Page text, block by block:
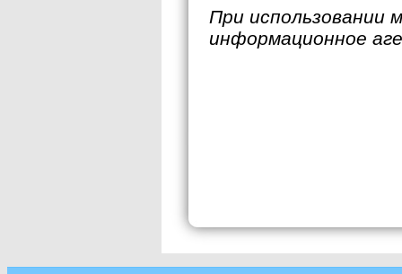
При использовании
информационное